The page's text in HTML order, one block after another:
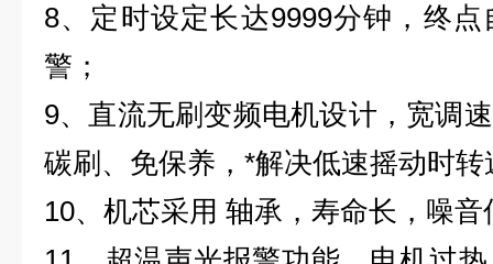
8、定时设定长达9999分钟，终
警；
9、直流无刷变频电机设计，宽调
碳刷、免保养，*解决低速摇动时
10、机芯采用 轴承，寿命长，噪音